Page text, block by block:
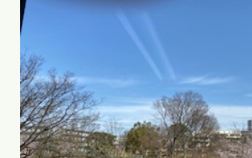
※最終受付は診療終了30分前
プライバシーポリシー